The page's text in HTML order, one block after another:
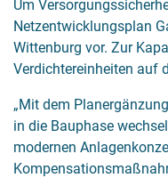
Um
Netzentwicklungsplan
Wittenburg vor. Zur
Verdichtereinheiten auf
„Mit dem
in die Bauphase
modernen